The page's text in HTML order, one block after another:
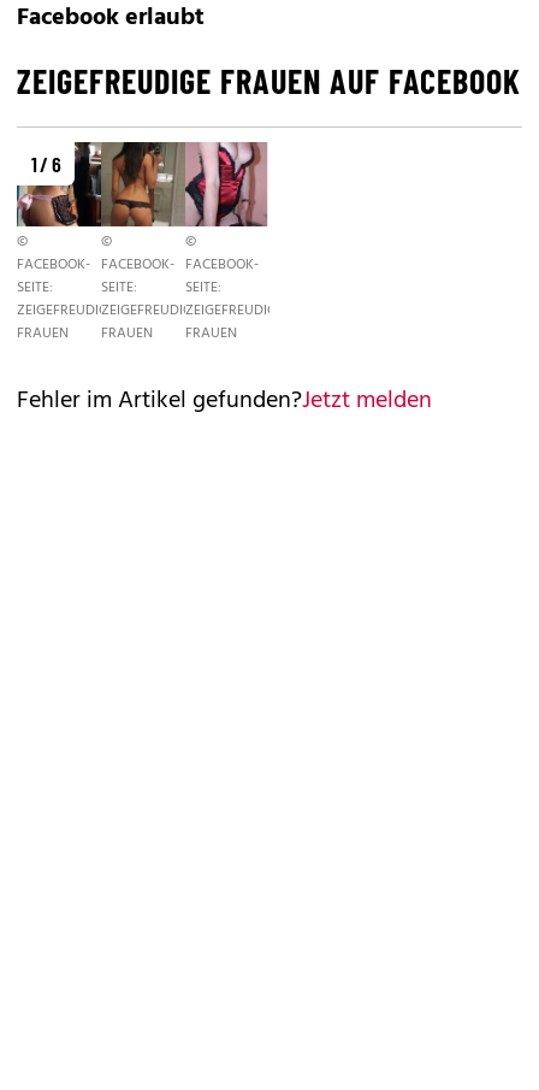
Facebook erlaubt
ZEIGEFREUDIGE FRAUEN AUF FACEBOOK
1 / 6
©
FACEBOOK-
SEITE:
ZEIGEFREUDIGE
FRAUEN
©
FACEBOOK-
SEITE:
ZEIGEFREUDIGE
FRAUEN
©
FACEBOOK-
SEITE:
ZEIGEFREUDIGE
FRAUEN
Fehler im Artikel gefunden?Jetzt melden